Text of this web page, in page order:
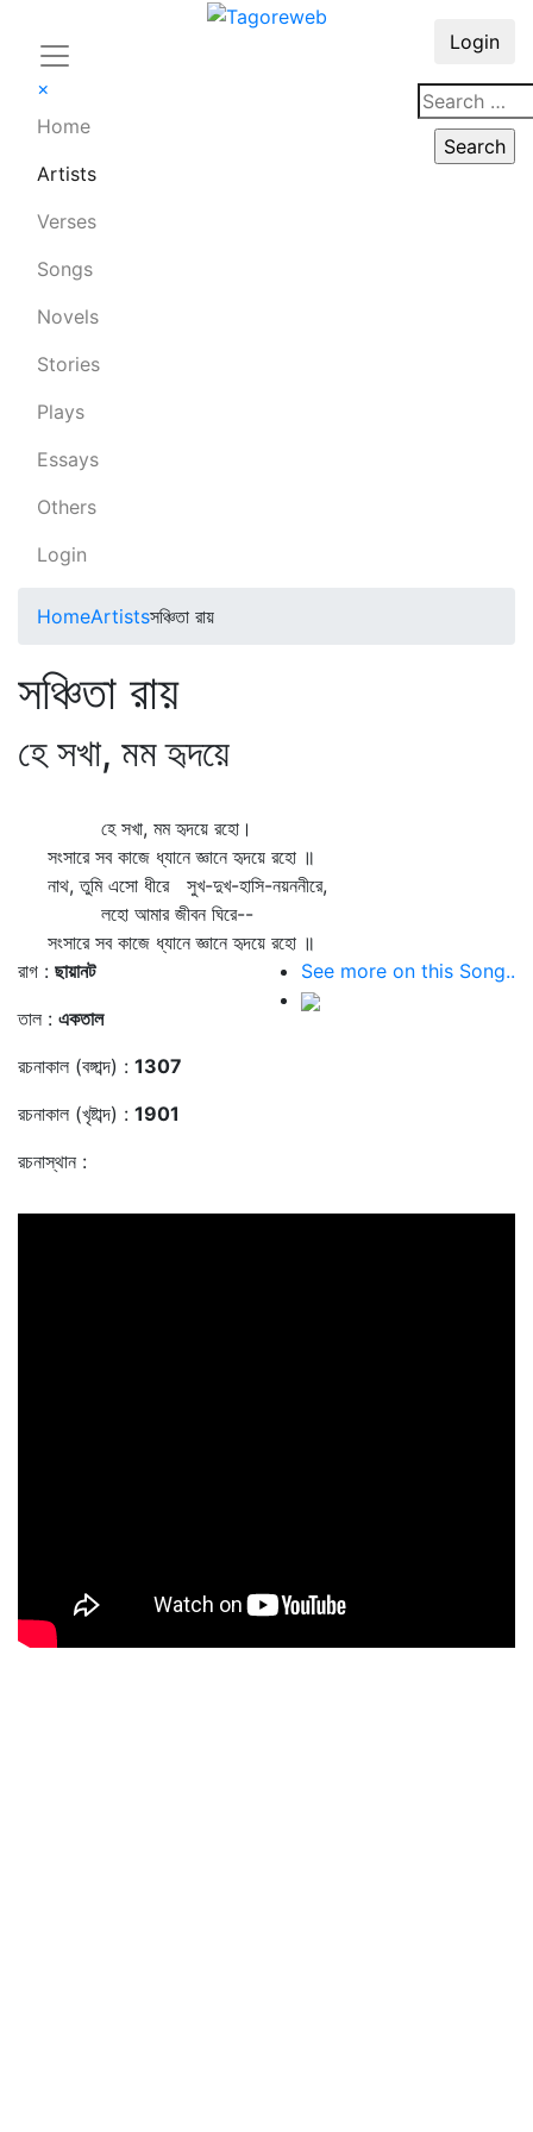
×
Home
Artists
Verses
Songs
Novels
Stories
Plays
Essays
Others
Login
Login
HomeArtistsসঞ্চিতা রায়
সঞ্চিতা রায়
হে সখা, মম হৃদয়ে
হে সখা, মম হৃদয়ে রহো।
সংসারে সব কাজে ধ্যানে জ্ঞানে হৃদয়ে রহো ॥
নাথ, তুমি এসো ধীরে সুখ-দুখ-হাসি-নয়ননীরে,
লহো আমার জীবন ঘিরে--
সংসারে সব কাজে ধ্যানে জ্ঞানে হৃদয়ে রহো ॥
রাগ : ছায়ানট
তাল : একতাল
রচনাকাল (বঙ্গাব্দ) : 1307
রচনাকাল (খৃষ্টাব্দ) : 1901
রচনাস্থান :
See more on this Song..